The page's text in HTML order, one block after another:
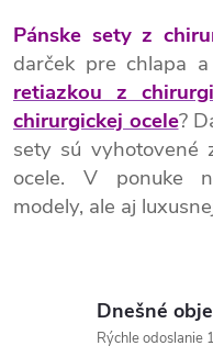
d
a
c
i
e
á
n
k
o
v
a
n
Pánske sety z
darček pre chlapa
retiazkou z
chirurgickej ocele?
sety sú vyhotovené
ocele. V ponuke
modely, ale aj
Dnešné
Rýchle odoslanie